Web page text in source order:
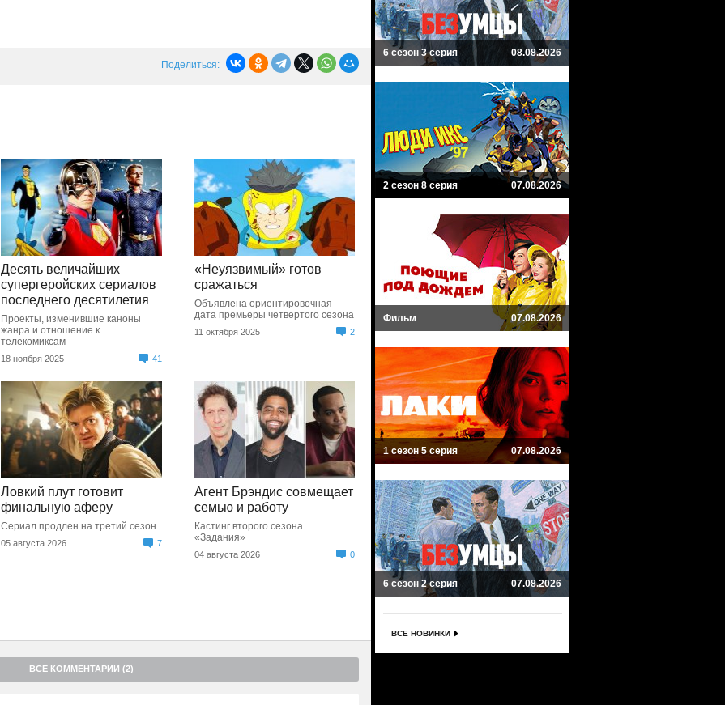
Поделиться:
Десять величайших
супергеройских сериалов
последнего десятилетия
Проекты, изменившие каноны
жанра и отношение к
телекомиксам
18 ноября 2025 41
«Неуязвимый» готов
сражаться
Объявлена ориентировочная
дата премьеры четвертого сезона
11 октября 2025 2
Ловкий плут готовит
финальную аферу
Сериал продлен на третий сезон
05 августа 2026 7
Агент Брэндис совмещает
семью и работу
Кастинг второго сезона
«Задания»
04 августа 2026 0
ВСЕ КОММЕНТАРИИ (2)
6 сезон 3 серия 08.08.2026
2 сезон 8 серия 07.08.2026
Фильм 07.08.2026
1 сезон 5 серия 07.08.2026
6 сезон 2 серия 07.08.2026
ВСЕ НОВИНКИ